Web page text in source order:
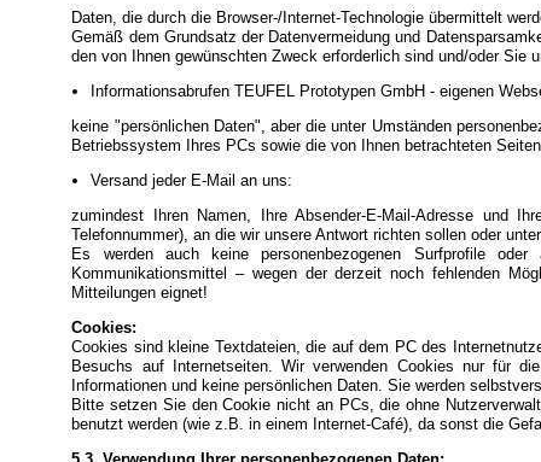
Daten, die durch die Browser-/Internet-Technologie übermittelt
Gemäß dem Grundsatz der Datenvermeidung und
den von Ihnen gewünschten Zweck erforderlich sind und/oder Sie
Informationsabrufen TEUFEL Prototypen GmbH - eigenen
keine "persönlichen Daten", aber die unter Umständen
Betriebssystem Ihres PCs sowie die von Ihnen betrachteten
Versand jeder E-Mail an uns:
zumindest Ihren Namen, Ihre Absender-E-Mail-Adresse und
Telefonnummer), an die wir unsere Antwort richten sollen oder
Es werden auch keine personenbezogenen Surfprofile
Kommunikationsmittel – wegen der derzeit noch fehlenden
Mitteilungen eignet!
Cookies:
Cookies sind kleine Textdateien, die auf dem PC des
Besuchs auf Internetseiten. Wir verwenden Cookies nur für
Informationen und keine persönlichen Daten. Sie werden
Bitte setzen Sie den Cookie nicht an PCs, die ohne
benutzt werden (wie z.B. in einem Internet-Café), da sonst die